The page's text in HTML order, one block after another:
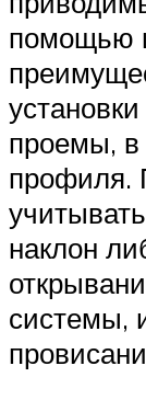
помощью
проемы, в
профиля.
наклон
системы,